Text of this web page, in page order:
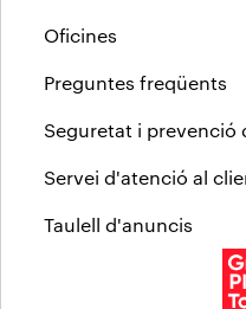
Oficines
Preguntes freqüents
Seguretat i prevenció
Servei d'atenció al
Taulell d'anuncis